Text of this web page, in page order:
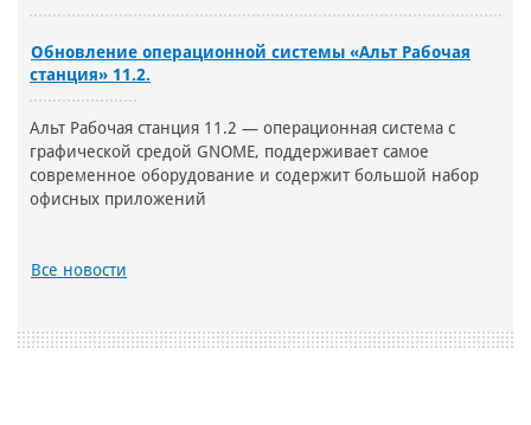
Обновление операционной системы «Альт Рабочая
станция» 11.2.
Альт Рабочая станция 11.2 — операционная система с
графической средой GNOME, поддерживает самое
современное оборудование и содержит большой набор
офисных приложений
Все новости